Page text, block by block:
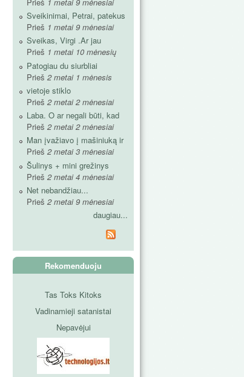
Sveikinimai, Petrai, patekus
Prieš 1 metai 9 mėnesiai
Sveikas, Virgi .Ar jau
Prieš 1 metai 10 mėnesių
Patogiau du siurbliai
Prieš 2 metai 1 mėnesis
vietoje stiklo
Prieš 2 metai 2 mėnesiai
Laba. O ar negali būti, kad
Prieš 2 metai 2 mėnesiai
Man įvažiavo į mašiniuką ir
Prieš 2 metai 3 mėnesiai
Šulinys + mini grežinys
Prieš 2 metai 4 mėnesiai
Net nebandžiau...
Prieš 2 metai 9 mėnesiai
daugiau...
Rekomenduoju
Tas Toks Kitoks
Vadinamieji satanistai
Nepavėjui